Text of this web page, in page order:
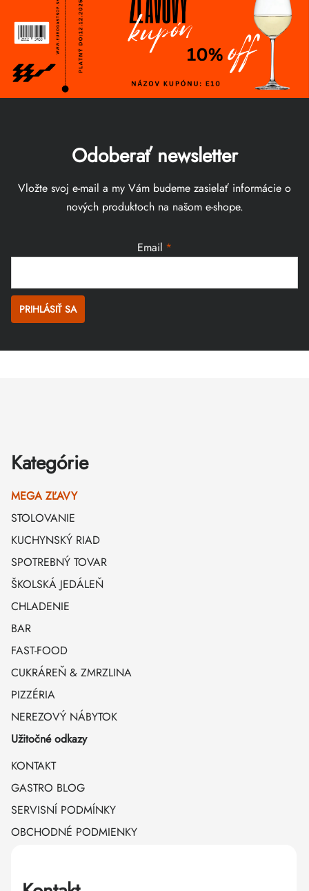
Odoberať newsletter
Vložte svoj e-mail a my Vám budeme zasielať informácie o
nových produktoch na našom e-shope.
Email
PRIHLÁSIŤ SA
Kategórie
MEGA ZĽAVY
STOLOVANIE
KUCHYNSKÝ RIAD
SPOTREBNÝ TOVAR
ŠKOLSKÁ JEDÁLEŇ
CHLADENIE
BAR
FAST-FOOD
CUKRÁREŇ & ZMRZLINA
PIZZÉRIA
NEREZOVÝ NÁBYTOK
Užitočné odkazy
KONTAKT
GASTRO BLOG
SERVISNÍ PODMÍNKY
OBCHODNÉ PODMIENKY